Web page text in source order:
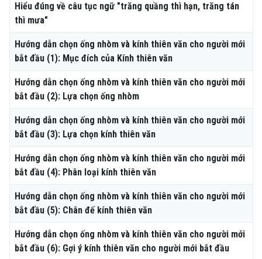
Hiểu đúng về câu tục ngữ "trăng quầng thì hạn, trăng tán
thì mưa"
Hướng dẫn chọn ống nhòm và kính thiên văn cho người mới
bắt đầu (1): Mục đích của Kính thiên văn
Hướng dẫn chọn ống nhòm và kính thiên văn cho người mới
bắt đầu (2): Lựa chọn ống nhòm
Hướng dẫn chọn ống nhòm và kính thiên văn cho người mới
bắt đầu (3): Lựa chọn kính thiên văn
Hướng dẫn chọn ống nhòm và kính thiên văn cho người mới
bắt đầu (4): Phân loại kính thiên văn
Hướng dẫn chọn ống nhòm và kính thiên văn cho người mới
bắt đầu (5): Chân đế kính thiên văn
Hướng dẫn chọn ống nhòm và kính thiên văn cho người mới
bắt đầu (6): Gợi ý kính thiên văn cho người mới bắt đầu